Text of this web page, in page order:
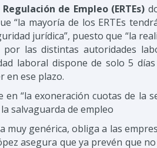
de Empleo (ERTEs)
“la mayoría de los ERTEs
jurídica”, puesto que “la
las distintas autoridades
laboral dispone de solo 5
en ese plazo.
“la exoneración cuotas de la
salvaguarda de empleo
muy genérica, obliga a las
asegura que ya prevén que